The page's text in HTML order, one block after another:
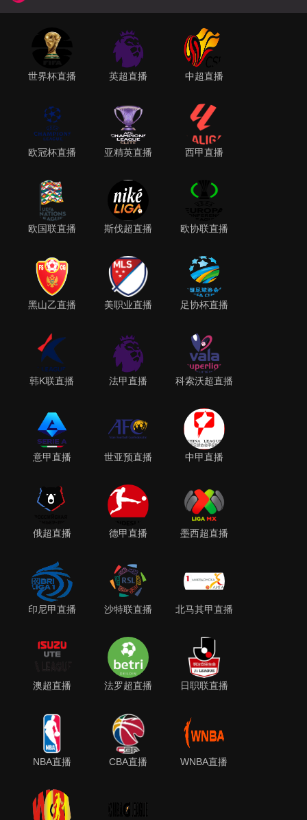
世界杯直播 英超直播 中超直播
欧冠杯直播 亚精英直播 西甲直播
欧国联直播 斯伐超直播 欧协联直播
黑山乙直播 美职业直播 足协杯直播
韩K联直播 法甲直播 科索沃超直播
意甲直播 世亚预直播 中甲直播
俄超直播 德甲直播 墨西超直播
印尼甲直播 沙特联直播 北马其甲直播
澳超直播 法罗超直播 日职联直播
NBA直播 CBA直播 WNBA直播